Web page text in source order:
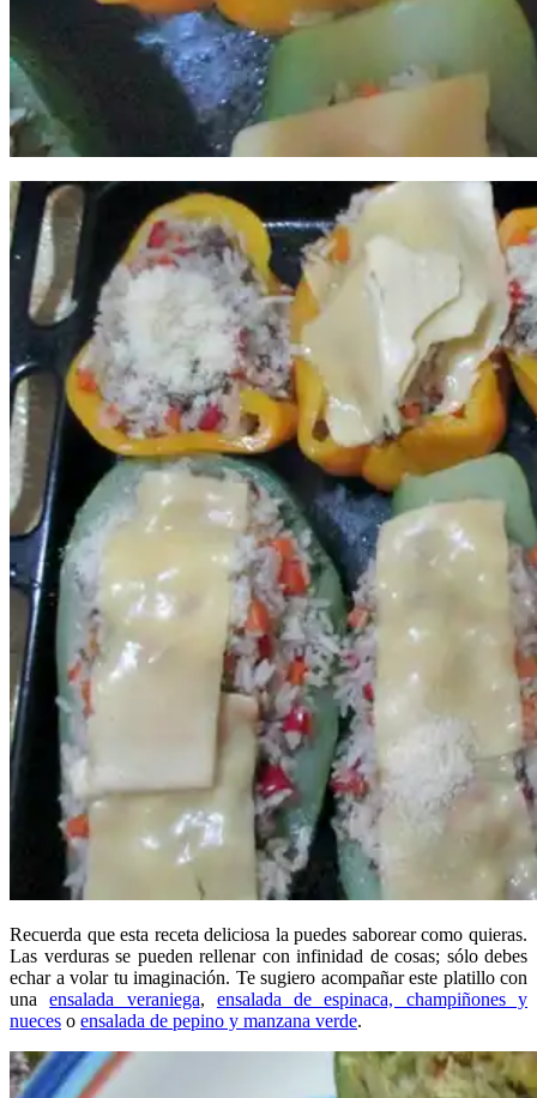
Recuerda que esta receta deliciosa la puedes saborear como quieras.
Las verduras se pueden rellenar con infinidad de cosas; sólo debes
echar a volar tu imaginación. Te sugiero acompañar este platillo con
unaensalada veraniega, ensalada de espinaca, champiñones y
nueces o ensalada de pepino y manzana verde.